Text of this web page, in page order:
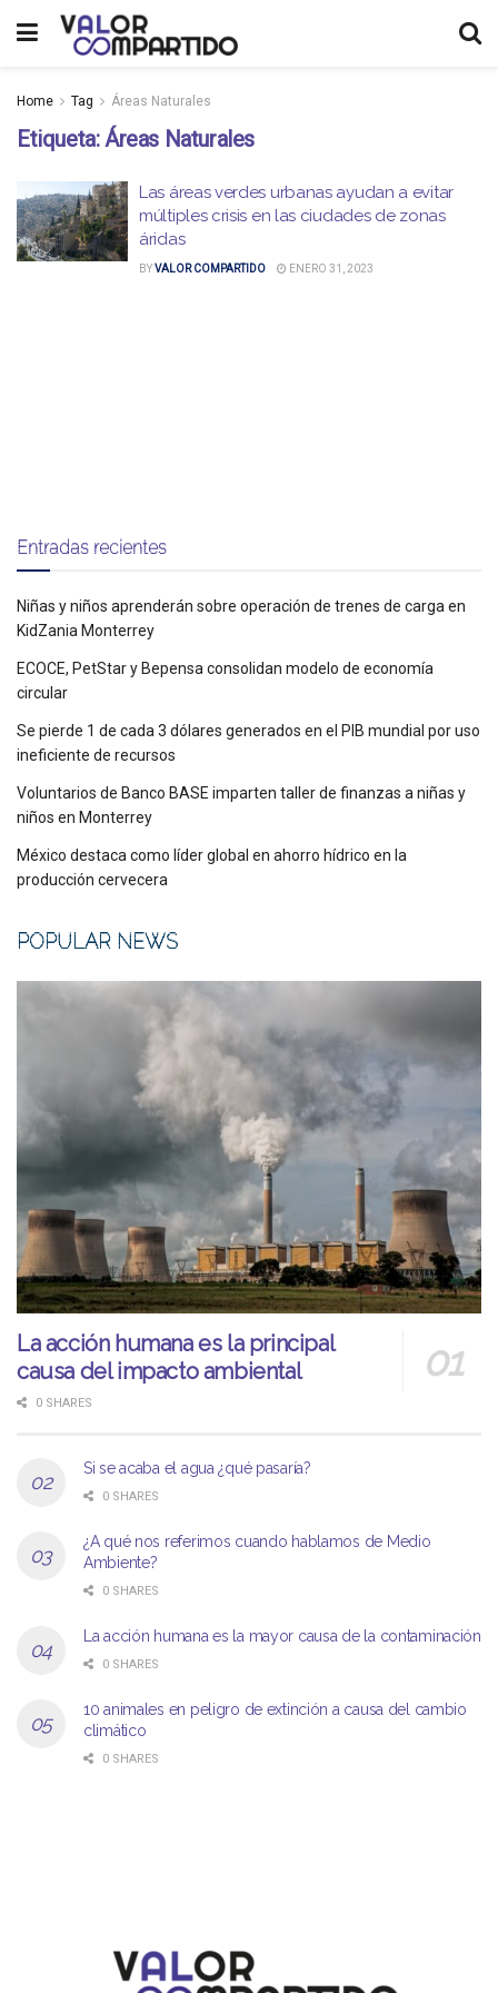
Home Tag Áreas Naturales
Etiqueta:Áreas Naturales
Las áreas verdes urbanas ayudan a evitar
múltiples crisis en las ciudades de zonas
áridas
BYVALOR COMPARTIDO ENERO 31, 2023
Entradas recientes
Niñas y niños aprenderán sobre operación de trenes de carga en
KidZania Monterrey
ECOCE, PetStar y Bepensa consolidan modelo de economía
circular
Se pierde 1 de cada 3 dólares generados en el PIB mundial por uso
ineficiente de recursos
Voluntarios de Banco BASE imparten taller de finanzas a niñas y
niños en Monterrey
México destaca como líder global en ahorro hídrico en la
producción cervecera
POPULAR NEWS
La acción humana es la principal
causa del impacto ambiental
0 SHARES
Si se acaba el agua ¿qué pasaría?
0 SHARES
¿A qué nos referimos cuando hablamos de Medio
Ambiente?
0 SHARES
La acción humana es la mayor causa de la contaminación
0 SHARES
10 animales en peligro de extinción a causa del cambio
climático
0 SHARES